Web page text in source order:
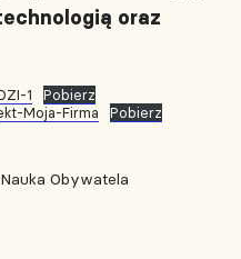
oraz
1
Pobierz
Moja-Firma
Pobierz
Obywatela